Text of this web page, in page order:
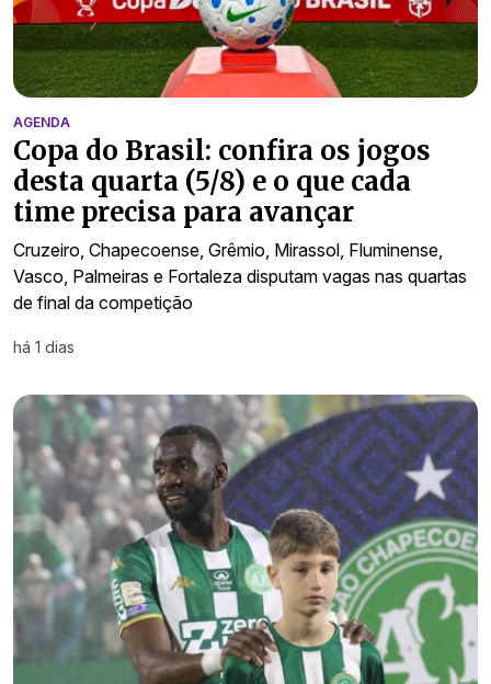
AGENDA
Copa do Brasil: confira os jogos
desta quarta (5/8) e o que cada
time precisa para avançar
Cruzeiro, Chapecoense, Grêmio, Mirassol, Fluminense,
Vasco, Palmeiras e Fortaleza disputam vagas nas quartas
de final da competição
há 1 dias